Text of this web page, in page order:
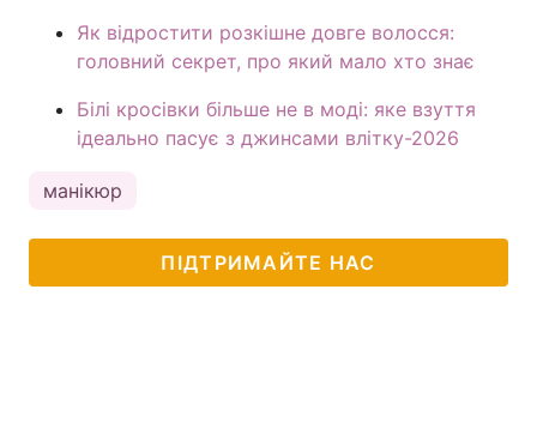
Як відростити розкішне довге волосся:
головний секрет, про який мало хто знає
Білі кросівки більше не в моді: яке взуття
ідеально пасує з джинсами влітку-2026
манікюр
ПІДТРИМАЙТЕ НАС